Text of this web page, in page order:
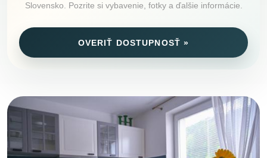
Slovensko. Pozrite si vybavenie, fotky a ďalšie informácie.
OVERIŤ DOSTUPNOSŤ »